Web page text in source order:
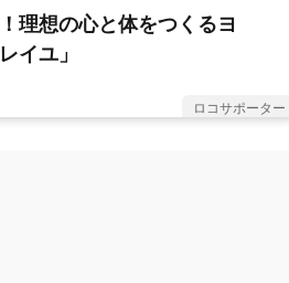
理想の心と体をつくるヨ
イユ」
ロコサポーター